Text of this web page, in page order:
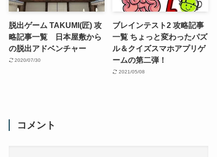
脱出ゲーム TAKUMI(匠) 攻
略記事一覧 日本屋敷から
の脱出アドベンチャー
2020/07/30
ブレインテスト2 攻略記事
一覧 ちょっと変わったパズ
ル＆クイズスマホアプリゲ
ームの第二弾！
2021/05/08
コメント